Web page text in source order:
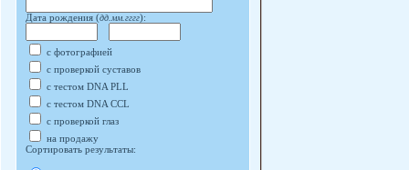
Дата рождения (дд.мм.гггг):
с фотографией
с проверкой суставов
с тестом DNA PLL
с тестом DNA CCL
с проверкой глаз
на продажу
Сортировать результаты: